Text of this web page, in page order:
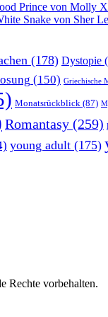
Prince von Molly
Snake von Sher
(178) Dystopie
(150) Griechische
Monatsrückblick (87)
Romantasy (259)
young adult (175)
Rechte vorbehalten.